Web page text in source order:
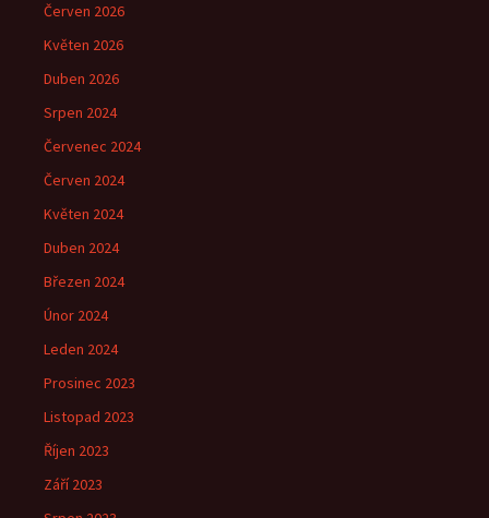
Červen 2026
Květen 2026
Duben 2026
Srpen 2024
Červenec 2024
Červen 2024
Květen 2024
Duben 2024
Březen 2024
Únor 2024
Leden 2024
Prosinec 2023
Listopad 2023
Říjen 2023
Září 2023